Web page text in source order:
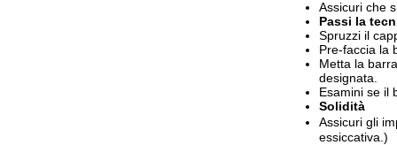
Assicuri che
Passi la
Spruzzi il
Pre-faccia la
Metta la
designata.
Esamini se il
Solidità
Assicuri gli
essiccativa.)